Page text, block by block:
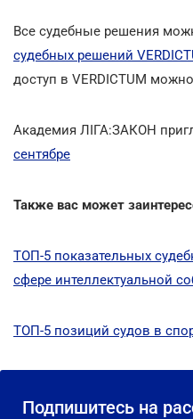
Все судебные решения
судебных решений
доступ в VERDICTUM можно
Академия ЛІГА:ЗАКОН
сентябре
Также вас может
ТОП-5 показательных
сфере интеллектуальной
ТОП-5 позиций судов в
Подпишитесь на